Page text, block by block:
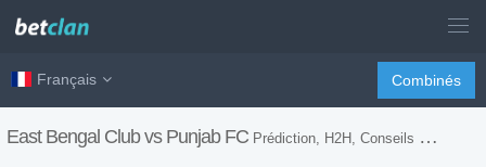
Français Combinés
East Bengal Club vs Punjab FC Prédiction, H2H, Conseils de Paris et Prévision du Match